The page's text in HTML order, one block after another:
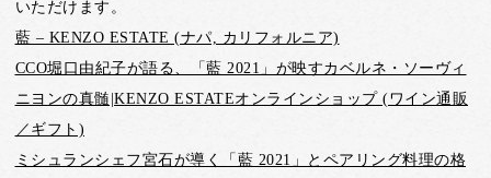
いただけます。
藍 – KENZO ESTATE (ナパ, カリフォルニア)
CCO堀口由紀子が語る、「藍 2021」が映すカベルネ・ソーヴィ
ニヨンの真髄|KENZO ESTATEオンラインショップ (ワイン通販
／ギフト)
ミシュランシェフ宮石が導く「藍 2021」とペアリング料理の格